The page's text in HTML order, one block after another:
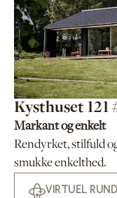
Kysthuset 121
Markant og enkelt
Rendyrket, stilfuld
smukke enkelthed.
VIRTUEL